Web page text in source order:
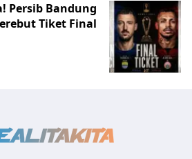
Persib Bandung
Tiket Final